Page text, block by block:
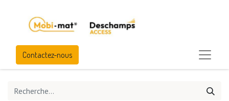
Contactez-nous